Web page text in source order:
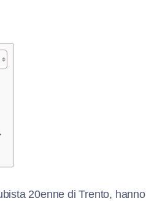
20enne di Trento, hanno